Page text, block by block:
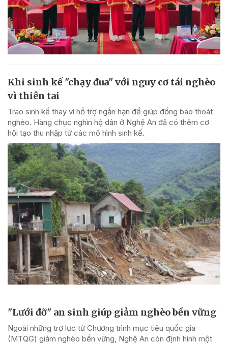
Khi sinh kế "chạy đua" với nguy cơ tái nghèo
vì thiên tai
Trao sinh kế thay vì hỗ trợ ngắn hạn để giúp đồng bào thoát
nghèo. Hàng chục nghìn hộ dân ở Nghệ An đã có thêm cơ
hội tạo thu nhập từ các mô hình sinh kế.
"Lưới đỡ" an sinh giúp giảm nghèo bền vững
Ngoài những trợ lực từ Chương trình mục tiêu quốc gia
(MTQG) giảm nghèo bền vững, Nghệ An còn định hình một